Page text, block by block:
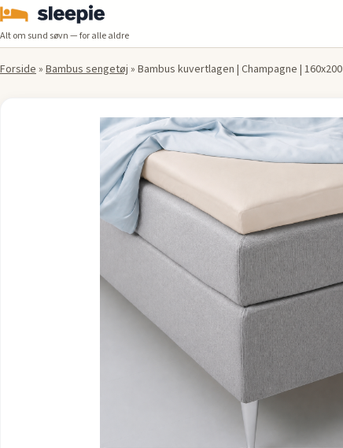
Alt om sund søvn — for alle aldre
Forside» Bambus sengetøj » Bambus kuvertlagen | Champagne | 160x200